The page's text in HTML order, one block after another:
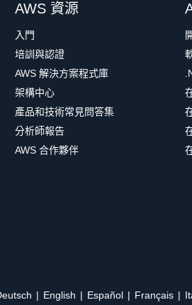
AWS 資源
入門
培訓與認證
AWS 解決方案程式庫
架構中心
產品和技術常見問答集
分析師報告
AWS 合作夥伴
English Español Français